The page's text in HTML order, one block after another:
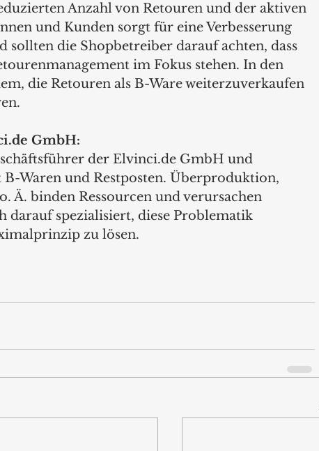
Anzahl von Retouren und der aktiven
und Kunden sorgt für eine Verbesserung
sollten die Shopbetreiber darauf achten, dass
im Fokus stehen. In den
die Retouren als B-Ware weiterzuverkaufen
GmbH:
der Elvinci.de GmbH und
Waren und Restposten. Überproduktion,
Ä. binden Ressourcen und verursachen
darauf spezialisiert, diese Problematik
zu lösen.